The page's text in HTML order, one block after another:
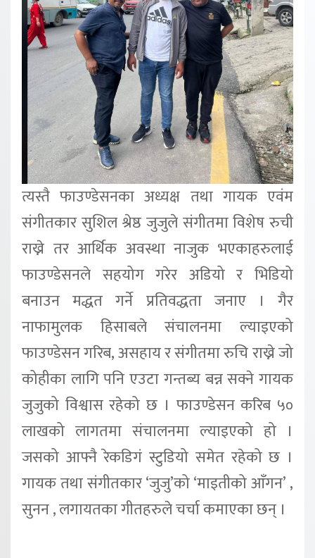
त्यस्तै फाउण्डेसनका अध्यक्ष तथा गायक एवंम
संगीतकार सुशिल श्रेष्ठ जुजुले संगीतमा विशेष रुची
राख्ने तर आर्थिक अवस्था नाजुक भएकाहरुलाई
फाउण्डेसनले सहयोग गरेर अडियो र भिडियो
बनाउन मद्धत गर्ने प्रतिवद्धता जनाए । गैर
नाफामुलक हिसाबले संचालनमा ल्याइएको
फाउण्डेसन गरिब, असहाय र संगीतमा रुचि राख्ने जो
कोहीका लागि पनि एउटा गन्तब्य बन्न सक्ने गायक
जुजुको विश्वास रहेको छ । फाउण्डेसन करिब ५०
लाखको लागतमा संचालनमा ल्याइएको हो ।
जसको आफ्नै रेकडिगं स्टुडियो समेत रहेको छ ।
गायक तथा संगीतकार ‘जुजु’को ‘माइतीको आँगन’ ,
सुनन , लगायतका गीतहरुले चर्चा कमाएका छन् ।